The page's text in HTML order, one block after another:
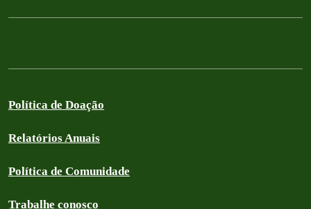
Política de Doação
Relatórios Anuais
Política de Comunidade
Trabalhe conosco